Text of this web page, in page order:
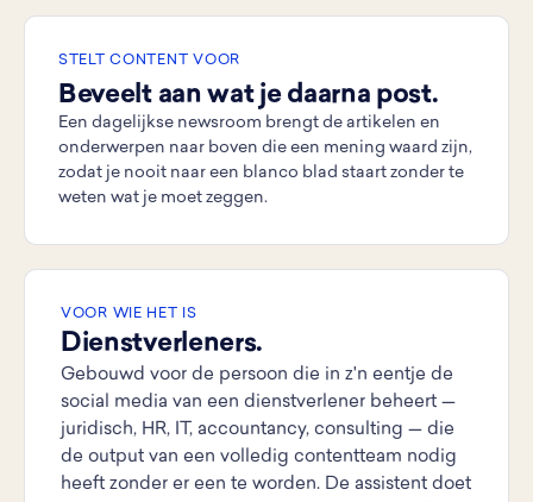
STELT CONTENT VOOR
Beveelt aan wat je daarna post.
Een dagelijkse newsroom brengt de artikelen en
onderwerpen naar boven die een mening waard zijn,
zodat je nooit naar een blanco blad staart zonder te
weten wat je moet zeggen.
VOOR WIE HET IS
Dienstverleners.
Gebouwd voor de persoon die in z'n eentje de
social media van een dienstverlener beheert —
juridisch, HR, IT, accountancy, consulting — die
de output van een volledig contentteam nodig
heeft zonder er een te worden. De assistent doet